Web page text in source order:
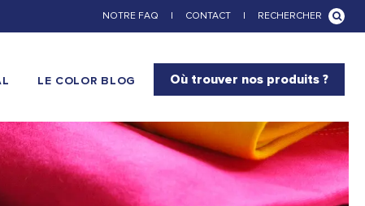
NOTRE FAQ | CONTACT | RECHERCHER
LE COLOR BLOG Où trouver nos produits ?